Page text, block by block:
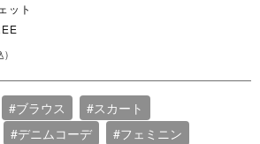
ット
)
#ブラウス
#スカート
#デニムコーデ
#フェミニン